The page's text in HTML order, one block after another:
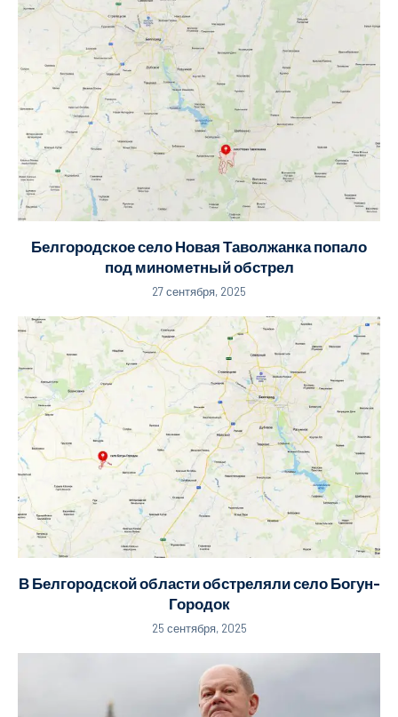
Белгородское село Новая Таволжанка попало
под минометный обстрел
27 сентября, 2025
В Белгородской области обстреляли село Богун-
Городок
25 сентября, 2025